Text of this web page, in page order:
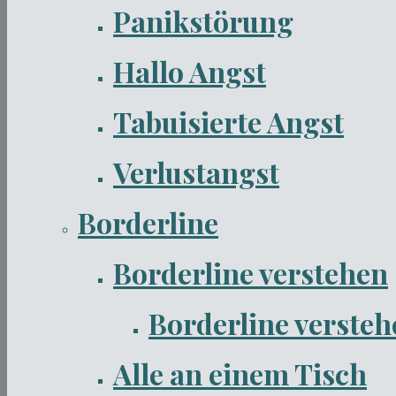
Panikstörung
Hallo Angst
Tabuisierte Angst
Verlustangst
Borderline
Borderline verstehen
Borderline
Alle an einem Tisch